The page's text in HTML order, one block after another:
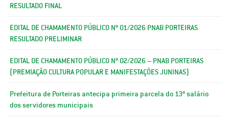
RESULTADO FINAL
EDITAL DE CHAMAMENTO PÚBLICO Nº 01/2026 PNAB PORTEIRAS
RESULTADO PRELIMINAR
EDITAL DE CHAMAMENTO PÚBLICO Nº 02/2026 – PNAB PORTEIRAS
(PREMIAÇÃO CULTURA POPULAR E MANIFESTAÇÕES JUNINAS)
Prefeitura de Porteiras antecipa primeira parcela do 13º salário
dos servidores municipais